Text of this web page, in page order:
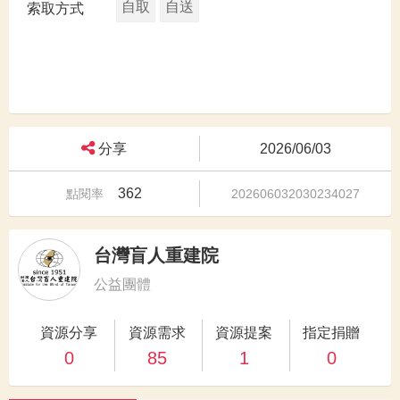
索取方式 自取 自送
分享 2026/06/03
點閱率 362 202606032030234027
台灣盲人重建院
公益團體
資源分享
0
資源需求
85
資源提案
1
指定捐贈
0